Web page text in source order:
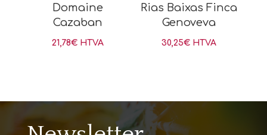
Domaine
Cazaban
21,78€ HTVA
Rias Baixas Finca
Genoveva
30,25€ HTVA